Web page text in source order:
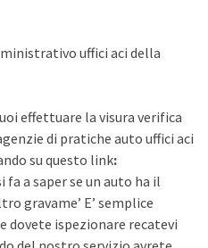
uffici aci della
effettuare la visura verifica
di pratiche auto uffici aci
su questo link:
fa a saper se un auto ha il
gravame’ E’ semplice
dovete ispezionare recatevi